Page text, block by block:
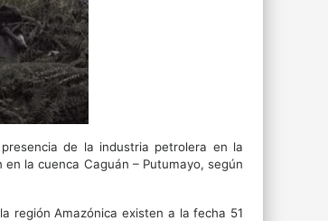
de la industria petrolera en la
la cuenca Caguán – Putumayo, según
región Amazónica existen a la fecha 51